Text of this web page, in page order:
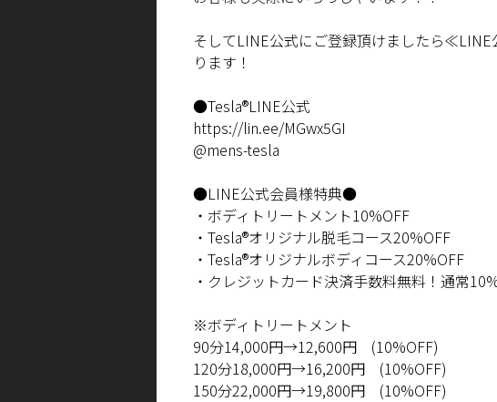
そしてLINE公式にご登録頂けましたら≪LINE
ります！
●Tesla®LINE公式
https://lin.ee/MGwx5GI
@mens-tesla
●LINE公式会員様特典●
・ボディトリートメント10%OFF
・ Tesla®オリジナル脱毛コース20%OFF
・ Tesla®オリジナルボディコース20%OFF
・クレジットカード決済手数料無料！通常
※ボディトリートメント
90分14,000円→12,600円 (10%OFF)
120分18,000円→16,200円 (10%OFF)
150分22,000円→19,800円 (10%OFF)